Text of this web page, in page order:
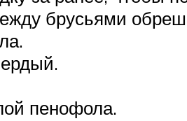
брусьями
пенофола.